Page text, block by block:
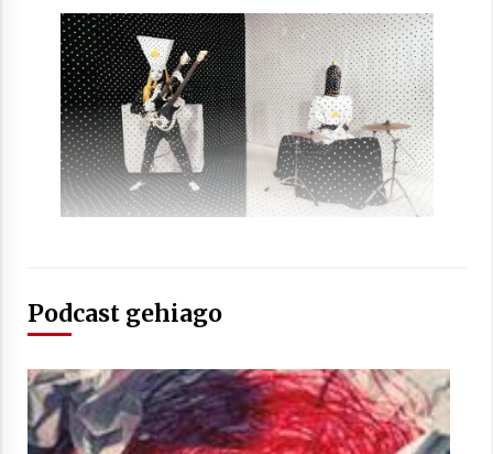
Arrosaren laburpen bideoa Hamaika
Telebistaren eskutik
2021/06/30
Podcast gehiago